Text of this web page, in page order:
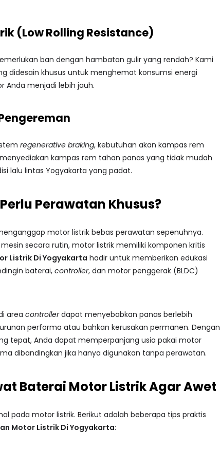
(Low Rolling Resistance)
ban dengan hambatan gulir yang rendah? Kami
didesain khusus untuk menghemat konsumsi energi
Anda menjadi lebih jauh.
regenerative braking, kebutuhan akan kampas rem
kampas rem tahan panas yang tidak mudah
lalu lintas Yogyakarta yang padat.
Perawatan Khusus?
motor listrik bebas perawatan sepenuhnya.
secara rutin, motor listrik memiliki komponen kritis
Listrik Di Yogyakarta hadir untuk memberikan edukasi
baterai, controller, dan motor penggerak (BLDC)
area controllerdapat menyebabkan panas berlebih
performa atau bahkan kerusakan permanen. Dengan
tepat, Anda dapat memperpanjang usia pakai motor
dibandingkan jika hanya digunakan tanpa perawatan.
Baterai Motor Listrik Agar Awet
pada motor listrik. Berikut adalah beberapa tips praktis
Motor Listrik Di Yogyakarta: